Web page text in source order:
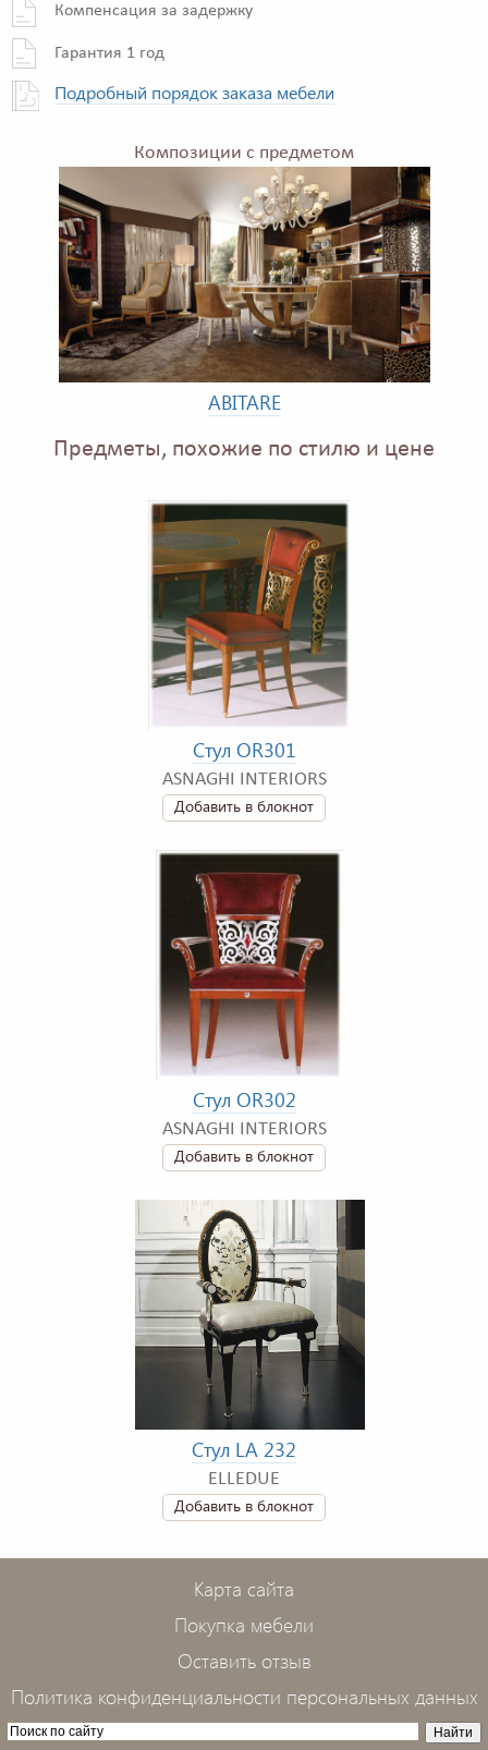
Компенсация за задержку
Гарантия 1 год
Подробный порядок заказа мебели
Композиции с предметом
ABITARE
Предметы, похожие по стилю и цене
Стул OR301
ASNAGHI INTERIORS
Добавить в блокнот
Стул OR302
ASNAGHI INTERIORS
Добавить в блокнот
Стул LA 232
ELLEDUE
Добавить в блокнот
Карта сайта
Покупка мебели
Оставить отзыв
Политика конфиденциальности персональных данных